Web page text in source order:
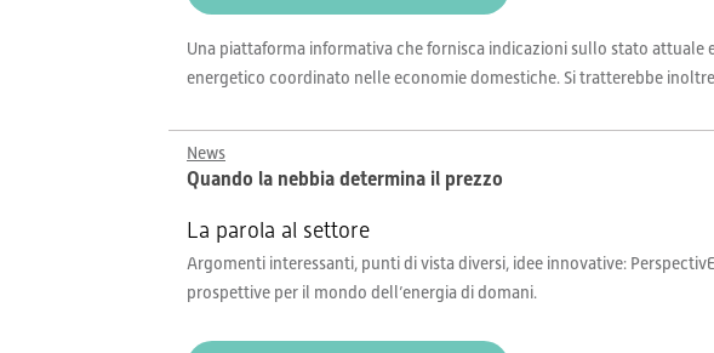
Una piattaforma informativa che fornisca indicazioni sullo stato
energetico coordinato nelle economie domestiche. Si tratterebbe
News
Quando la nebbia determina il prezzo
La parola al settore
Argomenti interessanti, punti di vista diversi, idee innovative:
prospettive per il mondo dell’energia di domani.